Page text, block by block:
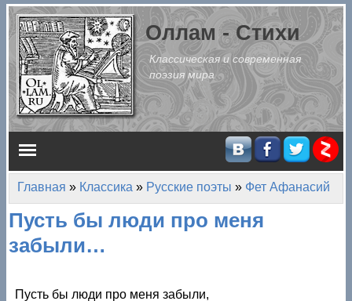
Перейти к основному содержанию
Оллам - Стихи
Классическая и современная
поэзия мира
Главное меню
Вы здесь
Главная » Классика » Русские поэты » Фет Афанасий
Пусть бы люди про меня
забыли…
Пусть бы люди про меня забыли,